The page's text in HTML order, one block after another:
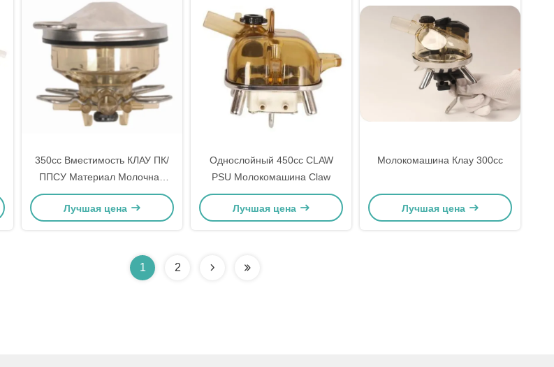
350cc Вместимость КЛАУ ПК/
ППСУ Материал Молочная
машина КЛАУ
Лучшая цена
Однослойный 450cc CLAW
PSU Молокомашина Claw
Лучшая цена
Молокомашина Клау 300cc
Лучшая цена
1 2